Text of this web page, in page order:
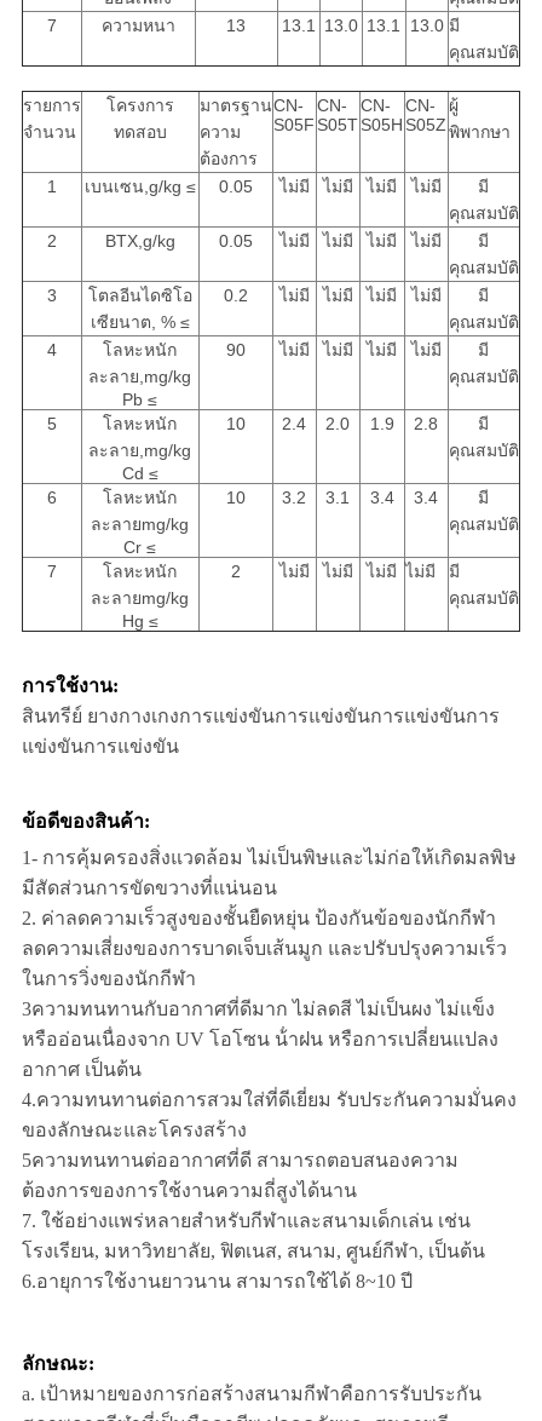
7
ความหนา 13 13.1 13.0 13.1 13.0 มี
คุณสมบัติ
รายการ
จํานวน
โครงการ
ทดสอบ
มาตรฐาน
ความ
ต้องการ
CN-
S05F
CN-
S05T
CN-
S05H
CN-
S05Z
ผู้
พิพากษา
1 เบนเซน,g/kg ≤ 0.05 ไม่มี ไม่มี ไม่มี ไม่มี
มี
คุณสมบัติ
2
BTX,g/kg 0.05 ไม่มี ไม่มี ไม่มี ไม่มี
มี
คุณสมบัติ
3
โตลอีนไดซิโอ
เซียนาต, % ≤
0.2 ไม่มี ไม่มี ไม่มี ไม่มี
มี
คุณสมบัติ
4
โลหะหนัก
ละลาย,mg/kg
Pb ≤
90 ไม่มี ไม่มี ไม่มี ไม่มี
มี
คุณสมบัติ
5
โลหะหนัก
ละลาย,mg/kg
Cd ≤
10 2.4 2.0 1.9 2.8
มี
คุณสมบัติ
6
โลหะหนัก
ละลายmg/kg
Cr ≤
10 3.2 3.1 3.4 3.4
มี
คุณสมบัติ
7
โลหะหนัก
ละลายmg/kg
Hg ≤
2 ไม่มี ไม่มี ไม่มี ไม่มี
มี
คุณสมบัติ
การใช้งาน:
สินทรีย์ ยางกางเกงการแข่งขันการแข่งขันการแข่งขันการ
แข่งขันการแข่งขัน
ข้อดีของสินค้า:
1- การคุ้มครองสิ่งแวดล้อม ไม่เป็นพิษและไม่ก่อให้เกิดมลพิษ
มีสัดส่วนการขัดขวางที่แน่นอน
2. ค่าลดความเร็วสูงของชั้นยืดหยุ่น ป้องกันข้อของนักกีฬา
ลดความเสี่ยงของการบาดเจ็บเส้นมูก และปรับปรุงความเร็ว
ในการวิ่งของนักกีฬา
3ความทนทานกับอากาศที่ดีมาก ไม่ลดสี ไม่เป็นผง ไม่แข็ง
หรืออ่อนเนื่องจาก UV โอโซน น้ําฝน หรือการเปลี่ยนแปลง
อากาศ เป็นต้น
4.ความทนทานต่อการสวมใส่ที่ดีเยี่ยม รับประกันความมั่นคง
ของลักษณะและโครงสร้าง
5ความทนทานต่ออากาศที่ดี สามารถตอบสนองความ
ต้องการของการใช้งานความถี่สูงได้นาน
7. ใช้อย่างแพร่หลายสําหรับกีฬาและสนามเด็กเล่น เช่น
โรงเรียน, มหาวิทยาลัย, ฟิตเนส, สนาม, ศูนย์กีฬา, เป็นต้น
6.อายุการใช้งานยาวนาน สามารถใช้ได้ 8~10 ปี
ลักษณะ:
a. เป้าหมายของการก่อสร้างสนามกีฬาคือการรับประกัน